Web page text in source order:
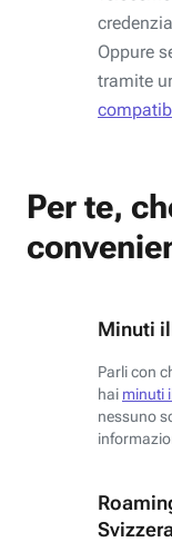
Oppure
tramite
Per te,
Minuti
Parli con
hai minuti
nessuno
Svizzera